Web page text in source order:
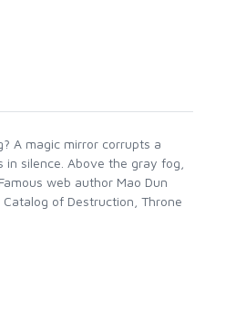
A magic mirror corrupts a
silence. Above the gray fog,
web author Mao Dun
of Destruction, Throne